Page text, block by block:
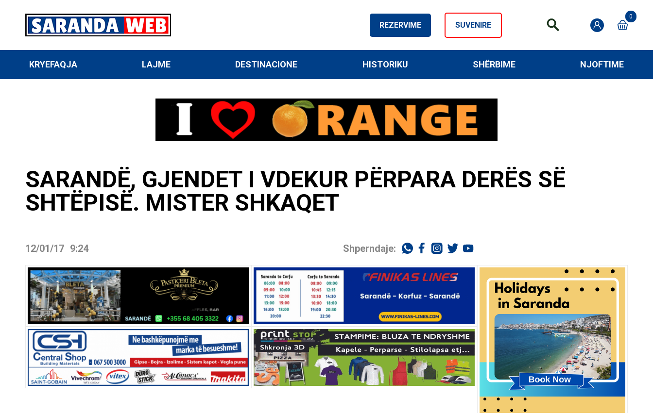
REZERVIME SUVENIRE
0
KRYEFAQJA LAJME DESTINACIONE HISTORIKU SHËRBIME NJOFTIME
SARANDË, GJENDET I VDEKUR PËRPARA DERËS SË
SHTËPISË. MISTER SHKAQET
12/01/17 9:24 Shperndaje: